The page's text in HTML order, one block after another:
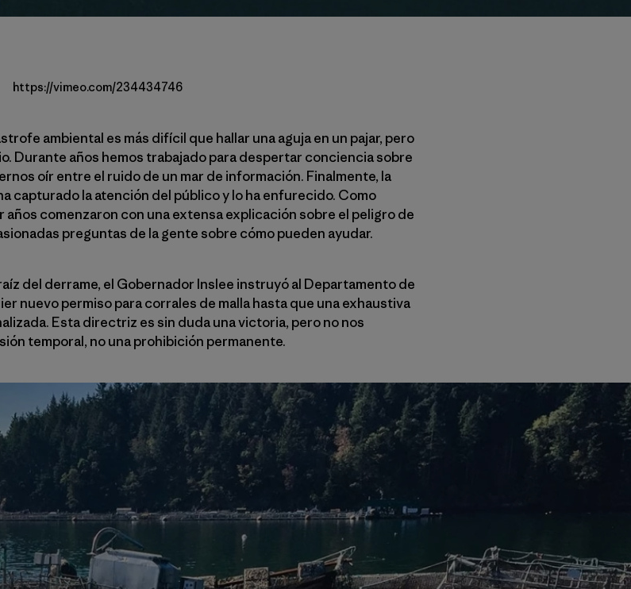
https://vimeo.com/234434746
ambiental es más difícil que hallar una aguja en un pajar, pero
Durante años hemos trabajado para despertar conciencia sobre
oír entre el ruido de un mar de información. Finalmente, la
capturado la atención del público y lo ha enfurecido. Como
comenzaron con una extensa explicación sobre el peligro de
preguntas de la gente sobre cómo pueden ayudar.
del derrame, el Gobernador Inslee instruyó al Departamento de
nuevo permiso para corrales de malla hasta que una exhaustiva
Esta directriz es sin duda una victoria, pero no nos
temporal, no una prohibición permanente.